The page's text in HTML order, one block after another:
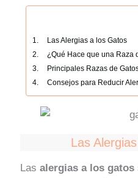
Las Alergias a los Gatos
¿Qué Hace que una Raza
Principales Razas de
Consejos para Reducir
Las
Lasalergias a los gatos